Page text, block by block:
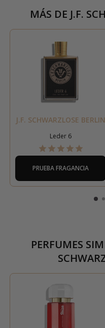
MÁS DE J.F.
J.F. SCHWARZLOSE BERLIN
Leder 6
PRUEBA FRAGANCIA
PERFUMES